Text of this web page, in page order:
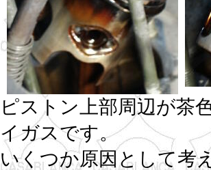
ピストン上部周辺が茶
イガスです。
いくつか原因として考